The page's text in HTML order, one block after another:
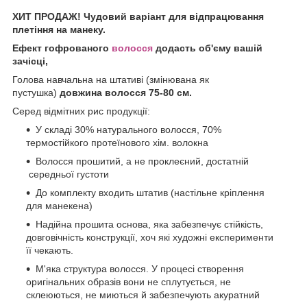
ХИТ ПРОДАЖ! Чудовий варіант для відпрацювання
плетіння на манеку.
Ефект гофрованого волосся додасть об'єму вашій
зачісці,
Голова навчальна на штативі (змінювана як
пустушка) довжина волосся 75-80 см.
Серед відмітних рис продукції:
У складі 30% натурального волосся, 70%
термостійкого протеїнового хім. волокна
Волосся прошитий, а не проклеєний, достатній
середньої густоти
До комплекту входить штатив (настільне кріплення
для манекена)
Надійна прошита основа, яка забезпечує стійкість,
довговічність конструкції, хоч які художні експерименти
її чекають.
М'яка структура волосся. У процесі створення
оригінальних образів вони не сплутується, не
склеюються, не миються й забезпечують акуратний